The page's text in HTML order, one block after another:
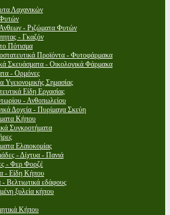
Λαχανικών
- Ριζώματα Φυτών
- Γκαζόν
Πότισμα
Προϊόντα - Φυτοφάρμακα
Σκευάσματα - Οικολογικά Φάρμακα
- Ορμόνες
Υγειονομικής Σημασίας
Είδη Εργασίας
- Ανθοπωλείου
Δοχεία - Πυρίμαχα Σκεύη
Κήπου
Συγκροτήματα
Ελαιοκομίας
- Δίχτυα - Πανιά
- Φερ Φορζέ
- Είδη Κήπου
Βελτιωτικά εδάφους
ξυλεία κήπου
Κήπου